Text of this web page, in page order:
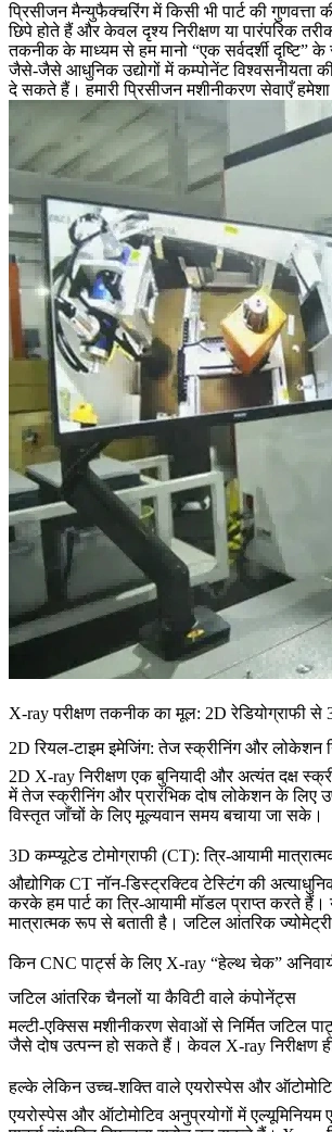
प्रिसीजन मैन्युफैक्चरिंग में किसी भी पार्ट की
छिपे होते हैं और केवल दृश्य निरीक्षण या पारंपरिक
तकनीक के माध्यम से हम मानो “एक सर्वदर्शी
जैसे-जैसे आधुनिक उद्योगों में कम्पोनेंट विश्वसनीयता
दे सकते हैं। हमारीप्रिसीजन मशीनीकरण सेवाएँहमेशा
X-ray परीक्षण तकनीक का मूल: 2D रेडियोग्राफी
2D रियल-टाइम इमेजिंग: तेज स्क्रीनिंग और लोकेशन
2D X-ray निरीक्षण एक बुनियादी और अत्यंत दक्ष
में तेज स्क्रीनिंग और प्रारंभिक दोष लोकेशन के लिए
विस्तृत जाँचों के लिए मूल्यवान समय बचाया जा सके।
3D कम्प्यूटेड टोमोग्राफी (CT): त्रि-आयामी
औद्योगिक CT नॉन-डिस्ट्रक्टिव टेस्टिंग की
करके हम पार्ट का त्रि-आयामी मॉडल प्राप्त
मात्रात्मक रूप से बताती है। जटिल आंतरिक
किन CNC पार्ट्स के लिए X-ray “हेल्थ चेक”
जटिल आंतरिक चैनलों या कैविटी वाले कंपोनेंट्स
मल्टी-एक्सिस मशीनीकरण सेवाओंसे निर्मित जटिल
जैसे दोष उत्पन्न हो सकते हैं। केवल X-ray निरीक्षण
हल्के लेकिन उच्च-शक्ति वाले एयरोस्पेस और
एयरोस्पेस और ऑटोमोटिव अनुप्रयोगों मेंएल्यूमिनियम